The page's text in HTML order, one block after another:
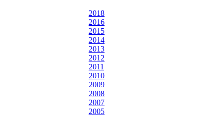
2018
2016
2015
2014
2013
2012
2011
2010
2009
2008
2007
2005